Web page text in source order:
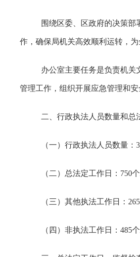
围绕区委、区政府的决策
作，确保局机关高效顺利运转，
办公室主要任务是负责机
管理工作，组织开展应急管理和
二、行政执法人员数量和
（一）行政执法人员数量：3
（二）总法定工作日：750
（三）其他执法工作日：
（四）非执法工作日：485